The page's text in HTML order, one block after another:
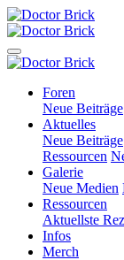
Foren
Neue Beiträge
Aktuelles
Neue Beiträge
Ressourcen
Galerie
Neue Medien
Ressourcen
Aktuellste
Infos
Merch